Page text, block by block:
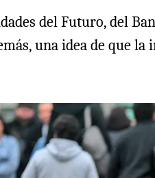
del Futuro, del
una idea de que